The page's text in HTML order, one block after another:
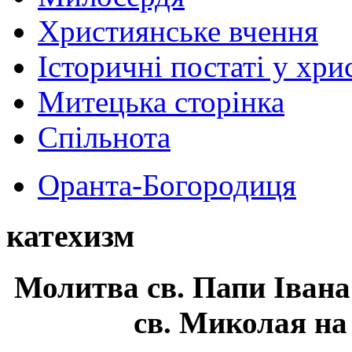
Християнське вчення
Історичні постаті у
Митецька сторінка
Спільнота
Оранта-Богородиця
катехизм
Молитва св. Папи
св. Миколая на